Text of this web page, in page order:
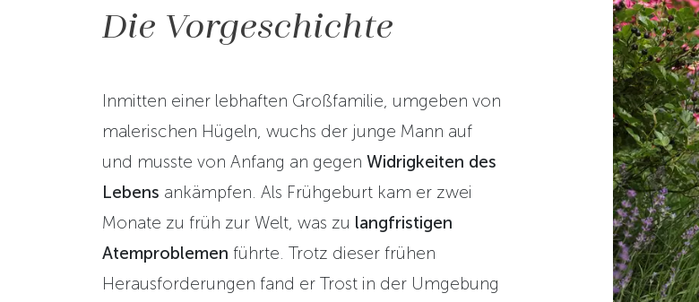
Die Vorgeschichte
Inmitten einer lebhaften Großfamilie, umgeben von
malerischen Hügeln, wuchs der junge Mann auf
und musste von Anfang an gegen Widrigkeiten des
Lebens ankämpfen. Als Frühgeburt kam er zwei
Monate zu früh zur Welt, was zu langfristigen
Atemproblemen führte. Trotz dieser frühen
Herausforderungen fand er Trost in der Umgebung